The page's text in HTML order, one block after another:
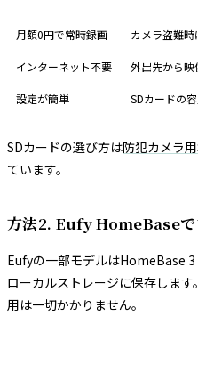
月額0円で常時録画 カメラ盗難時
インターネット不要 外出先から映
設定が簡単 SDカードの
SDカードの選び方は防犯カメラ
ています。
方法2. Eufy HomeBaseで
Eufyの一部モデルはHomeBase
ローカルストレージに保存しま
用は一切かかりません。